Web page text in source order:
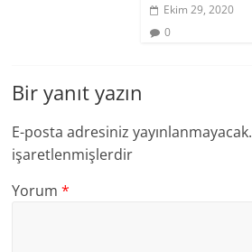
Ekim 29, 2020
0
Bir yanıt yazın
E-posta adresiniz yayınlanmayacak.
işaretlenmişlerdir
Yorum*